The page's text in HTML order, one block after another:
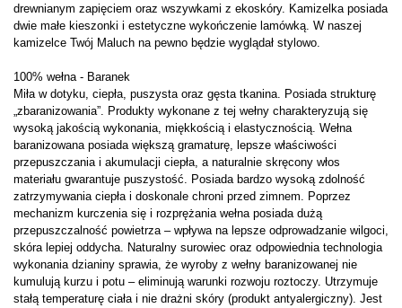
drewnianym zapięciem oraz wszywkami z ekoskóry. Kamizelka posiada
dwie małe kieszonki i estetyczne wykończenie lamówką. W naszej
kamizelce Twój Maluch na pewno będzie wyglądał stylowo.
100% wełna - Baranek
Miła w dotyku, ciepła, puszysta oraz gęsta tkanina. Posiada strukturę
„zbaranizowania”. Produkty wykonane z tej wełny charakteryzują się
wysoką jakością wykonania, miękkością i elastycznością. Wełna
baranizowana posiada większą gramaturę, lepsze właściwości
przepuszczania i akumulacji ciepła, a naturalnie skręcony włos
materiału gwarantuje puszystość. Posiada bardzo wysoką zdolność
zatrzymywania ciepła i doskonale chroni przed zimnem. Poprzez
mechanizm kurczenia się i rozprężania wełna posiada dużą
przepuszczalność powietrza – wpływa na lepsze odprowadzanie wilgoci,
skóra lepiej oddycha. Naturalny surowiec oraz odpowiednia technologia
wykonania dzianiny sprawia, że wyroby z wełny baranizowanej nie
kumulują kurzu i potu – eliminują warunki rozwoju roztoczy. Utrzymuje
stałą temperaturę ciała i nie drażni skóry (produkt antyalergiczny). Jest